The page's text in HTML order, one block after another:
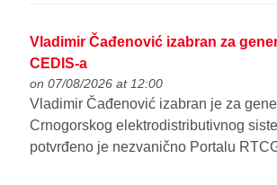
Vladimir Čađenović izabran za
CEDIS-a
on 07/08/2026 at 12:00
Vladimir Čađenović izabran je za
Crnogorskog elektrodistributivnog
potvrđeno je nezvanično Portalu